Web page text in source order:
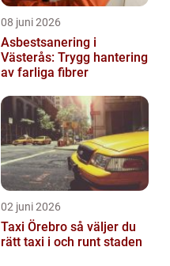
08 juni 2026
Asbestsanering i
Västerås: Trygg hantering
av farliga fibrer
02 juni 2026
Taxi Örebro så väljer du
rätt taxi i och runt staden